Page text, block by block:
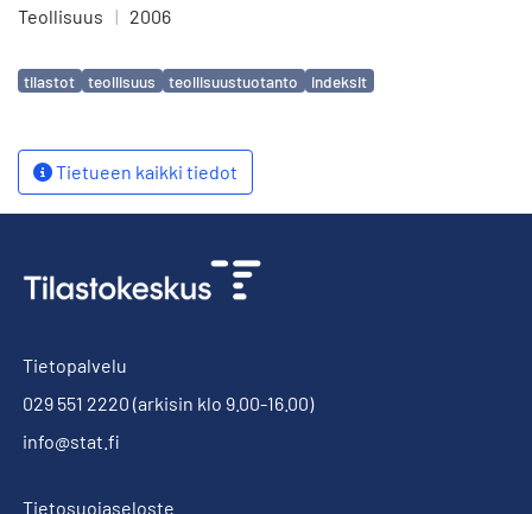
Teollisuus | 2006
Avainsanat
tilastot teollisuus teollisuustuotanto indeksit
Tietueen kaikki tiedot
Tietopalvelu
029 551 2220 (arkisin klo 9.00-16.00)
info@stat.fi
Tietosuojaseloste